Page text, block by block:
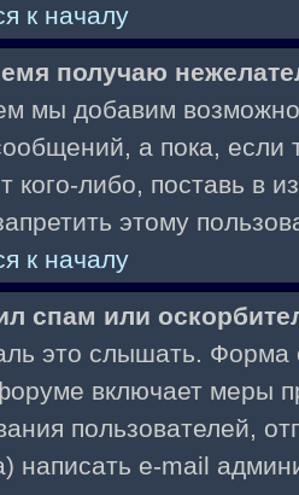
к началу
получаю
мы добавим
а пока, если
кого-либо, поставь в
этому
к началу
спам или
это слышать. Форма
включает меры
пользователей,
написать e-mail